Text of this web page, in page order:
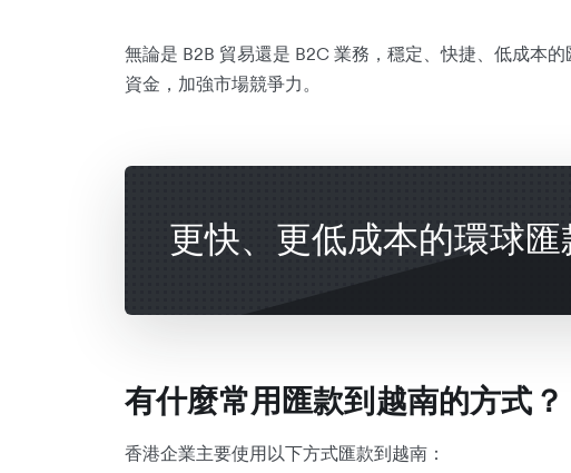
無論是 B2B 貿易還是 B2C 業務，穩定、快捷、低成本
資金，加強市場競爭力。
更快、更低成本的環球匯
有什麼常用匯款到越南的方式？
香港企業主要使用以下方式匯款到越南：